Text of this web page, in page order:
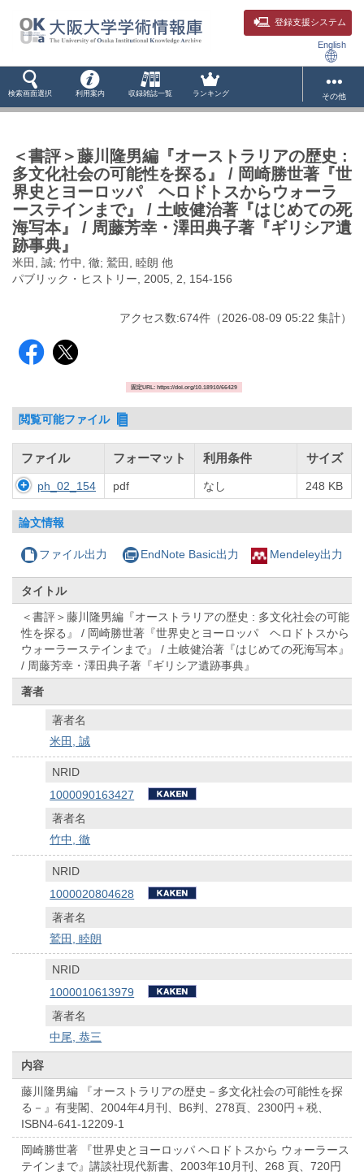
登録支援システム
English
検索画面選択 利用案内 収録雑誌一覧 ランキング その他
＜書評＞藤川隆男編『オーストラリアの歴史 :
多文化社会の可能性を探る』 / 岡崎勝世著『世
界史とヨーロッパ ヘロドトスからウォーラ
ーステインまで』 / 土岐健治著『はじめての死
海写本』 / 周藤芳幸・澤田典子著『ギリシア遺
跡事典』
米田, 誠; 竹中, 徹; 鷲田, 睦朗 他
パブリック・ヒストリー, 2005, 2, 154-156
アクセス数:674件 （2026-08-09 05:22 集計）
固定URL: https://doi.org/10.18910/66429
閲覧可能ファイル
ファイル フォーマット 利用条件 サイズ
ph_02_154 pdf なし 248 KB
論文情報
ファイル出力 EndNote Basic出力 Mendeley出力
タイトル
＜書評＞藤川隆男編『オーストラリアの歴史 : 多文化社会の可能
性を探る』 / 岡崎勝世著『世界史とヨーロッパ ヘロドトスから
ウォーラーステインまで』 / 土岐健治著『はじめての死海写本』
/ 周藤芳幸・澤田典子著『ギリシア遺跡事典』
著者
著者名
米田, 誠
NRID
1000090163427
著者名
竹中, 徹
NRID
1000020804628
著者名
鷲田, 睦朗
NRID
1000010613979
著者名
中尾, 恭三
内容
藤川隆男編 『オーストラリアの歴史－多文化社会の可能性を探
る－』有斐閣、2004年4月刊、B6判、278頁、2300円＋税、
ISBN4-641-12209-1
岡崎勝世著 『世界史とヨーロッパ ヘロドトスから ウォーラース
テインまで』講談社現代新書、2003年10月刊、268 頁、720円